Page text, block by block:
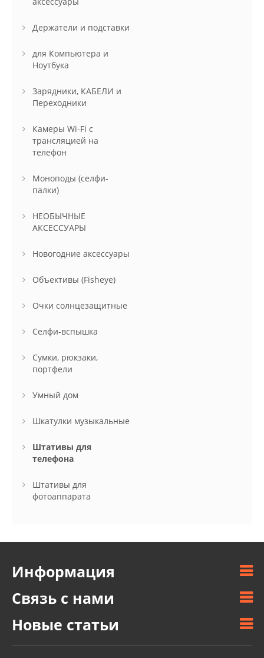
Держатели и подставки
для Компьютера и
Ноутбука
Зарядники, КАБЕЛИ и
Переходники
Камеры Wi-Fi с
трансляцией на
телефон
Моноподы (селфи-
палки)
НЕОБЫЧНЫЕ
АКСЕССУАРЫ
Новогодние аксессуары
Объективы (Fisheye)
Очки солнцезащитные
Селфи-вспышка
Сумки, рюкзаки,
портфели
Умный дом
Шкатулки музыкальные
Штативы для
телефона
Штативы для
фотоаппарата
Информация
Связь с нами
Новые статьи